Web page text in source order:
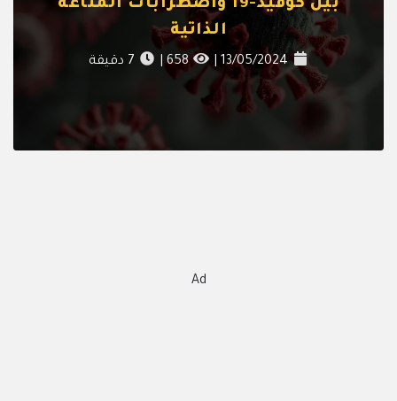
بين كوفيد-19 واضطرابات المناعة
الذاتية
13/05/2024
658
7 دقيقة
Ad